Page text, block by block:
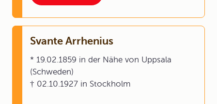
Svante Arrhenius
* 19.02.1859 in der Nähe von Uppsala
(Schweden)
† 02.10.1927 in Stockholm